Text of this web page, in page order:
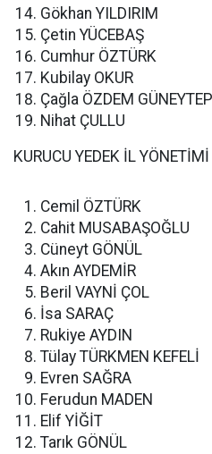
Gökhan YILDIRIM
Çetin YÜCEBAŞ
Cumhur ÖZTÜRK
Kubilay OKUR
Çağla ÖZDEM
Nihat ÇULLU
KURUCU YEDEK İL YÖNETİMİ
Cemil ÖZTÜRK
Cahit MUSABAŞOĞLU
Cüneyt GÖNÜL
Akın AYDEMİR
Beril VAYNİ ÇOL
İsa SARAÇ
Rukiye AYDIN
Tülay TÜRKMEN KEFELİ
Evren SAĞRA
Ferudun MADEN
Elif YİĞİT
Tarık GÖNÜL